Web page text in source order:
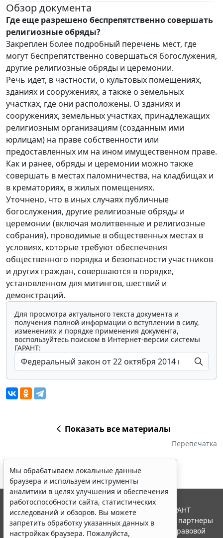
Обзор документа
Где еще разрешено беспрепятственно совершать
религиозные обряды?
Закреплен более подробный перечень мест, где
могут беспрепятственно совершаться богослужения,
другие религиозные обряды и церемонии.
Речь идет, в частности, о культовых помещениях,
зданиях и сооружениях, а также о земельных
участках, где они расположены. О зданиях и
сооружениях, земельных участках, принадлежащих
религиозным организациям (созданным ими
юрлицам) на праве собственности или
предоставленных им на ином имущественном праве.
Как и ранее, обряды и церемонии можно также
совершать в местах паломничества, на кладбищах и
в крематориях, в жилых помещениях.
Уточнено, что в иных случаях публичные
богослужения, другие религиозные обряды и
церемонии (включая молитвенные и религиозные
собрания), проводимые в общественных местах в
условиях, которые требуют обеспечения
общественного порядка и безопасности участников
и других граждан, совершаются в порядке,
установленном для митингов, шествий и
демонстраций.
Для просмотра актуального текста документа и
получения полной информации о вступлении в силу,
изменениях и порядке применения документа,
воспользуйтесь поиском в Интернет-версии системы
ГАРАНТ:
Показать все материалы
Перепечатка
Мы обрабатываем локальные данные
браузера и используем инструменты
аналитики в целях улучшения и обеспечения
работоспособности сайта, статистических
исследований и обзоров. Вы можете
запретить обработку указанных данных в
настройках браузера. Пожалуйста,
© ООО "НПП "ГАРАНТ-СЕРВИС", 2026. Система ГАРАНТ
выпускается с 1990 года. Компания "Гарант" и ее партнеры
являются участниками Российской ассоциации правовой